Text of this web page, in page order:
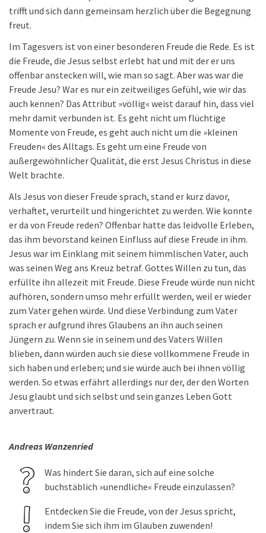
trifft und sich dann gemeinsam herzlich über die Begegnung
freut.
Im Tagesvers ist von einer besonderen Freude die Rede. Es ist
die Freude, die Jesus selbst erlebt hat und mit der er uns
offenbar anstecken will, wie man so sagt. Aber was war die
Freude Jesu? War es nur ein zeitweiliges Gefühl, wie wir das
auch kennen? Das Attribut »völlig« weist darauf hin, dass viel
mehr damit verbunden ist. Es geht nicht um flüchtige
Momente von Freude, es geht auch nicht um die »kleinen
Freuden« des Alltags. Es geht um eine Freude von
außergewöhnlicher Qualität, die erst Jesus Christus in diese
Welt brachte.
Als Jesus von dieser Freude sprach, stand er kurz davor,
verhaftet, verurteilt und hingerichtet zu werden. Wie konnte
er da von Freude reden? Offenbar hatte das leidvolle Erleben,
das ihm bevorstand keinen Einfluss auf diese Freude in ihm.
Jesus war im Einklang mit seinem himmlischen Vater, auch
was seinen Weg ans Kreuz betraf. Gottes Willen zu tun, das
erfüllte ihn allezeit mit Freude. Diese Freude würde nun nicht
aufhören, sondern umso mehr erfüllt werden, weil er wieder
zum Vater gehen würde. Und diese Verbindung zum Vater
sprach er aufgrund ihres Glaubens an ihn auch seinen
Jüngern zu. Wenn sie in seinem und des Vaters Willen
blieben, dann würden auch sie diese vollkommene Freude in
sich haben und erleben; und sie würde auch bei ihnen völlig
werden. So etwas erfährt allerdings nur der, der den Worten
Jesu glaubt und sich selbst und sein ganzes Leben Gott
anvertraut.
Andreas Wanzenried
Was hindert Sie daran, sich auf eine solche
buchstäblich »unendliche« Freude einzulassen?
Entdecken Sie die Freude, von der Jesus spricht,
indem Sie sich ihm im Glauben zuwenden!